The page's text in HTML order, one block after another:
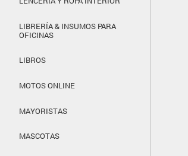
LIBRERÍA & INSUMOS PARA
OFICINAS
LIBROS
MOTOS ONLINE
MAYORISTAS
MASCOTAS